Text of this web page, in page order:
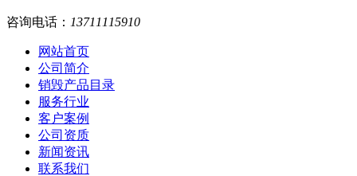
咨询电话： 13711115910
网站首页
公司简介
销毁产品目录
服务行业
客户案例
公司资质
新闻资讯
联系我们